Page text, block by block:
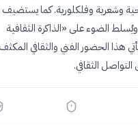
وشعرية وفلكلورية. كما يستضيف
الرسم والخط العربي» بمشاركة 40 فنانًا، ويُسلط الضوء على «الذاكرة الثقافية
هذا الحضور الفني والثقافي المكثف
الثقافي.